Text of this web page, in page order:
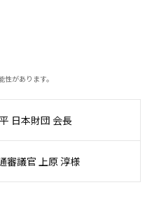
があります。
日本財団 会長
審議官 上原 淳様